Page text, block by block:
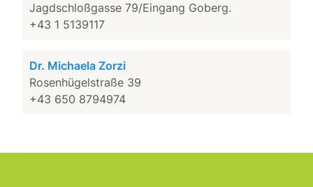
Jagdschloßgasse 79/Eingang Goberg.
+43 1 5139117
Dr. Michaela Zorzi
Rosenhügelstraße 39
+43 650 8794974